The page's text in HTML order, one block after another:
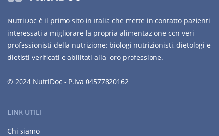
NutriDoc è il primo sito in Italia che mette in contatto pazienti
interessati a migliorare la propria alimentazione con veri
professionisti della nutrizione: biologi nutrizionisti, dietologi e
dietisti verificati e abilitati alla loro professione.
© 2024 NutriDoc - P.Iva 04577820162
LINK UTILI
Chi siamo